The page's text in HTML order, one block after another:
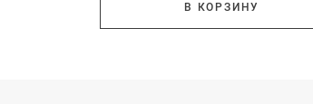
В КОРЗИНУ